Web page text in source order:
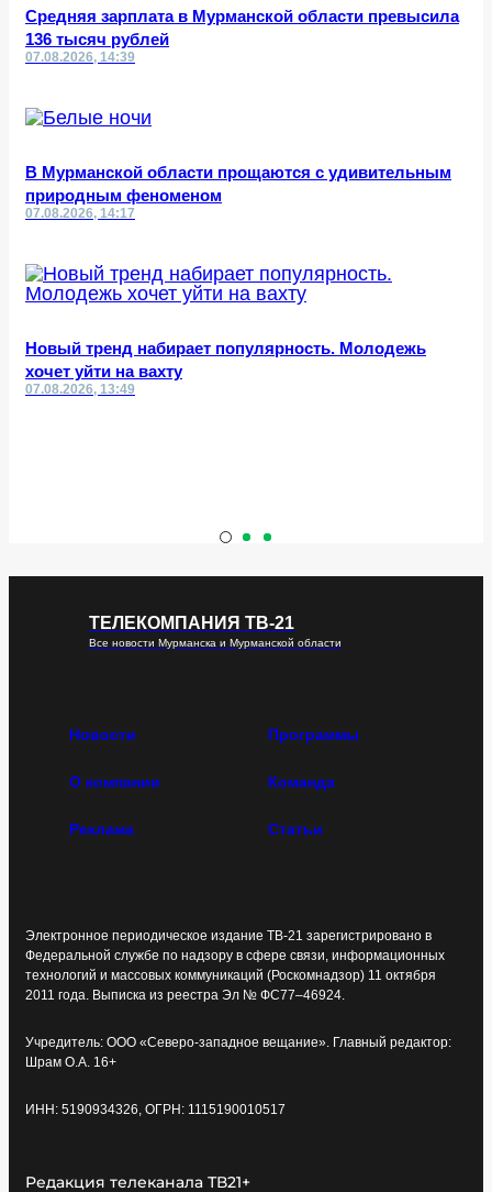
Средняя зарплата в Мурманской области превысила
136 тысяч рублей
07.08.2026, 14:39
В Мурманской области прощаются с удивительным
природным феноменом
07.08.2026, 14:17
Новый тренд набирает популярность. Молодежь
хочет уйти на вахту
07.08.2026, 13:49
ТЕЛЕКОМПАНИЯ ТВ-21
Все новости Мурманска и Мурманской области
Новости Программы
О компании Команда
Реклама Статьи
Электронное периодическое издание ТВ-21 зарегистрировано в
Федеральной службе по надзору в сфере связи, информационных
технологий и массовых коммуникаций (Роскомнадзор) 11 октября
2011 года. Выписка из реестра Эл № ФС77–46924.
Учредитель: ООО «Северо-западное вещание». Главный редактор:
Шрам О.А. 16+
ИНН: 5190934326, ОГРН: 1115190010517
Редакция телеканала ТВ21+